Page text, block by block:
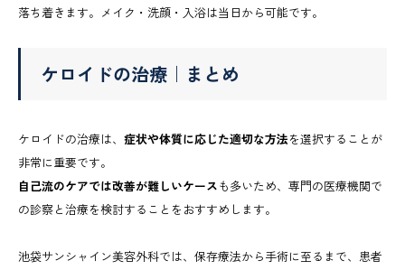
落ち着きます。メイク・洗顔・入浴は当日から可能です。
ケロイドの治療｜まとめ
ケロイドの治療は、 症状や体質に応じた適切な方法を選択することが
非常に重要です。
自己流のケアでは改善が難しいケースも多いため、専門の医療機関で
の診察と治療を検討することをおすすめします。
池袋サンシャイン美容外科では、保存療法から手術に至るまで、患者